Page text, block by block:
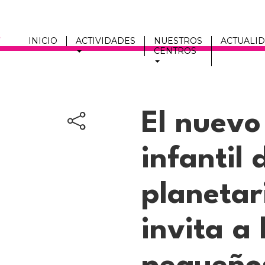
INICIO ACTIVIDADES
NUESTROS
CENTROS
El
infantil
invita a